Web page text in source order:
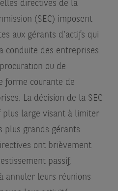
directives de la
(SEC) imposent
aux gérants d’actifs qui
conduite des entreprises
ou de
forme courante de
La décision de la SEC
plus large visant à limiter
plus grands gérants
ont brièvement
passif,
annuler leurs réunions